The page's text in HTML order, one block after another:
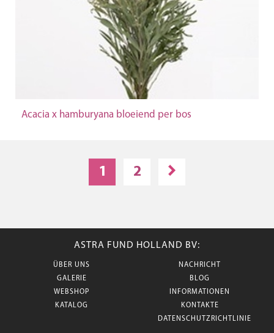
Acacia x hamburyana bloeiend per bos
1 2
ASTRA FUND HOLLAND BV:
ÜBER UNS
GALERIE
WEBSHOP
KATALOG
NACHRICHT
BLOG
INFORMATIONEN
KONTAKTE
DATENSCHUTZRICHTLINIE